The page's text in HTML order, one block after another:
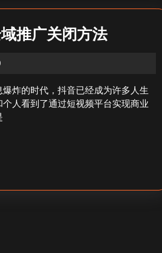
抖
音
千
视
频
推广关闭方法_
千
川
炸的时代，抖音已经成为许多人生
人看到了通过短视频平台实现商业